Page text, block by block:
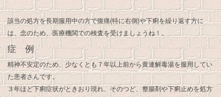
該当の処方を長期服用中の方で腹痛(特に右側)や下痢を繰り返す方に
は、念のため、医療機関での検査を受けましょうね！。
症 例
精神不安定のため、少なくとも７年以上前から黄連解毒湯を服用してい
た患者さんです。
３年ほど下痢症状がときおり現れ、そのつど、整腸剤や下痢止めを処方